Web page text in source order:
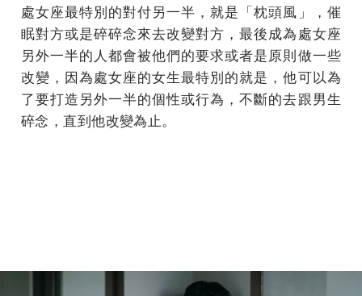
處女座最特別的對付另一半，就是「枕頭風」，催
眠對方或是碎碎念來去改變對方，最後成為處女座
另外一半的人都會被他們的要求或者是原則做一些
改變，因為處女座的女生最特別的就是，他可以為
了要打造另外一半的個性或行為，不斷的去跟男生
碎念，直到他改變為止。